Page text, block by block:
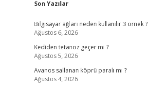
Son Yazılar
Bilgisayar ağları neden kullanılır 3 örnek ?
Ağustos 6, 2026
Kediden tetanoz geçer mi ?
Ağustos 5, 2026
Avanos sallanan köprü paralı mı ?
Ağustos 4, 2026